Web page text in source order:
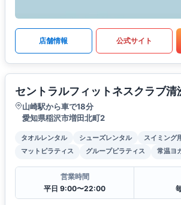
店舗情報 公式サイト
セントラルフィットネスクラブ清
山崎駅から車で18分
愛知県稲沢市増田北町2
タオルレンタル シューズレンタル スイミング
マットピラティス
グループピラティス 常温ヨ
営業時間
平日 9:00〜22:00